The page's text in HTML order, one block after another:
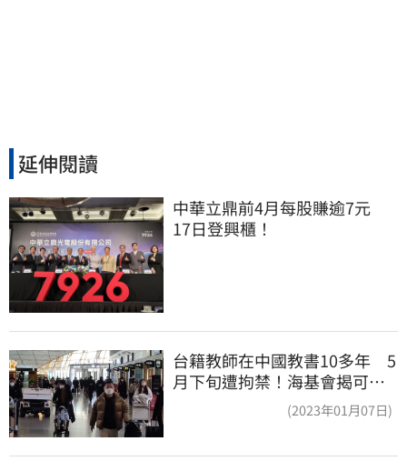
延伸閱讀
中華立鼎前4月每股賺逾7元
17日登興櫃！
台籍教師在中國教書10多年 5
月下旬遭拘禁！海基會揭可能
(2023年01月07日)